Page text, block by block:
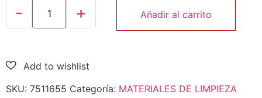
Añadir al carrito
SKU: 7511655 Categoría: MATERIALES DE LIMPIEZA